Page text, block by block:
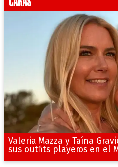
Valeria Mazza y Taína
sus outfits playeros en el